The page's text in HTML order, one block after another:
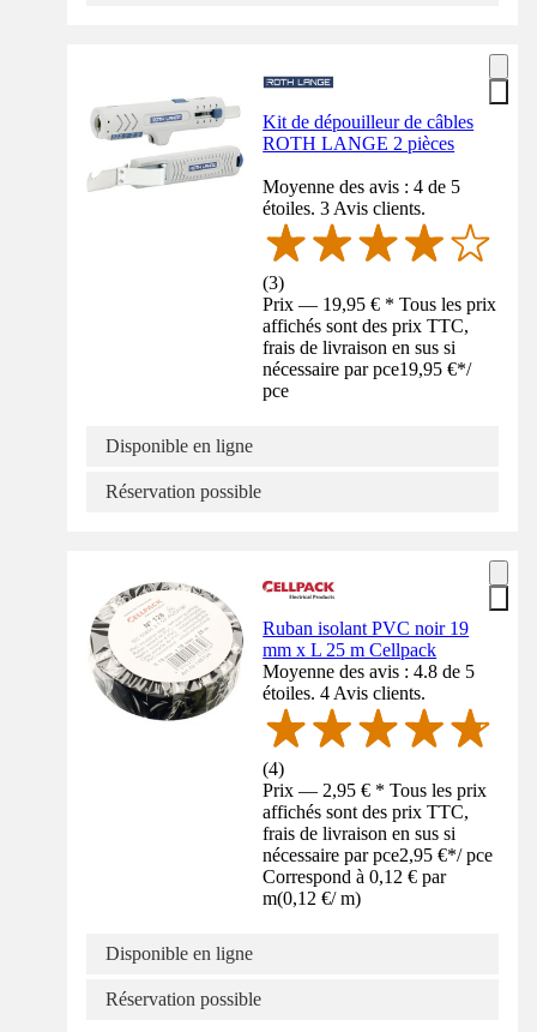
Kit de dépouilleur de câbles
ROTH LANGE 2 pièces
Moyenne des avis : 4 de 5
étoiles. 3 Avis clients.
(3)
Prix — 19,95 € * Tous les prix
affichés sont des prix TTC,
frais de livraison en sus si
nécessaire par pce19,95 €*/
pce
Disponible en ligne
Réservation possible
Ruban isolant PVC noir 19
mm x L 25 m Cellpack
Moyenne des avis : 4.8 de 5
étoiles. 4 Avis clients.
(4)
Prix — 2,95 € * Tous les prix
affichés sont des prix TTC,
frais de livraison en sus si
nécessaire par pce2,95 €*/ pce
Correspond à 0,12 € par
m(0,12 €/ m)
Disponible en ligne
Réservation possible